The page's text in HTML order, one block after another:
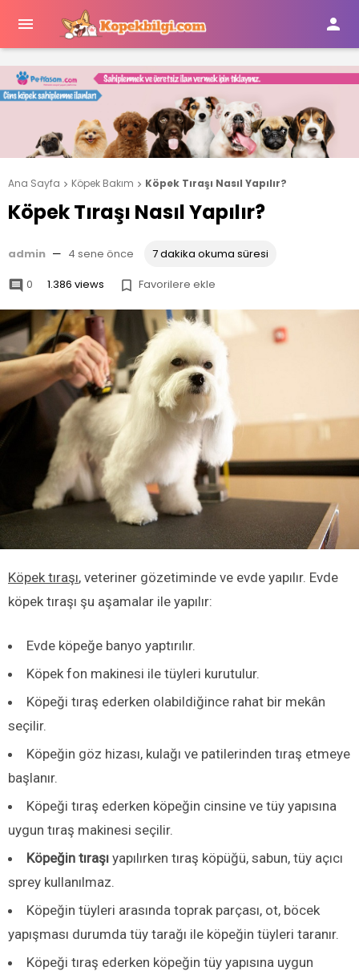
 
Ana Sayfa  Köpek Bakım  Köpek Tıraşı Nasıl Yapılır?
Köpek Tıraşı Nasıl Yapılır?
admin — 4 sene önce 7 dakika okuma süresi
 0 1.386 views  Favorilere ekle
Köpek tıraşı, veteriner gözetiminde ve evde yapılır. Evde
köpek tıraşı şu aşamalar ile yapılır:
Evde köpeğe banyo yaptırılır.
Köpek fon makinesi ile tüyleri kurutulur.
Köpeği tıraş ederken olabildiğince rahat bir mekân
seçilir.
Köpeğin göz hizası, kulağı ve patilerinden tıraş etmeye
başlanır.
Köpeği tıraş ederken köpeğin cinsine ve tüy yapısına
uygun tıraş makinesi seçilir.
Köpeğin tıraşı yapılırken tıraş köpüğü, sabun, tüy açıcı
sprey kullanılmaz.
Köpeğin tüyleri arasında toprak parçası, ot, böcek
yapışması durumda tüy tarağı ile köpeğin tüyleri taranır.
Köpeği tıraş ederken köpeğin tüy yapısına uygun